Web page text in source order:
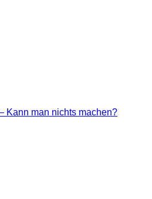
Kann man nichts machen?